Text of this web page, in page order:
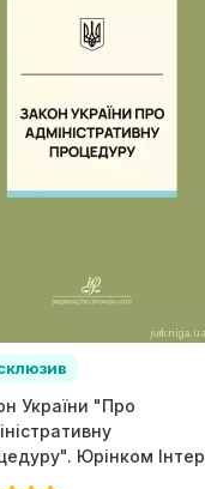
України "Про
Юрінком Інтер